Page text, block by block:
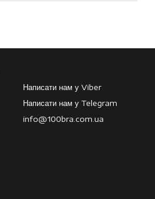
Написати нам у Viber
Написати нам у Telegram
info@100bra.com.ua